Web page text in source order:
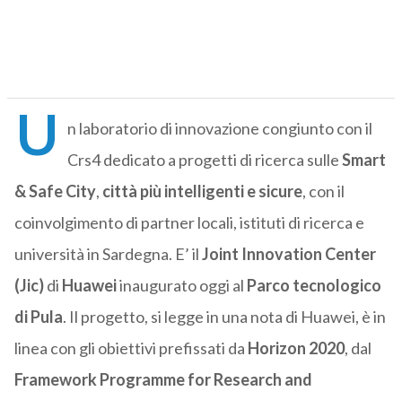
U
n laboratorio di innovazione congiunto con il
Crs4 dedicato a progetti di ricerca sulleSmart
& Safe City, città più intelligenti e sicure, con il
coinvolgimento di partner locali, istituti di ricerca e
università in Sardegna. E’ ilJoint Innovation Center
(Jic)di Huaweiinaugurato oggi al Parco tecnologico
di Pula. Il progetto, si legge in una nota di Huawei, è in
linea con gli obiettivi prefissati da Horizon 2020, dal
Framework Programme for Research and